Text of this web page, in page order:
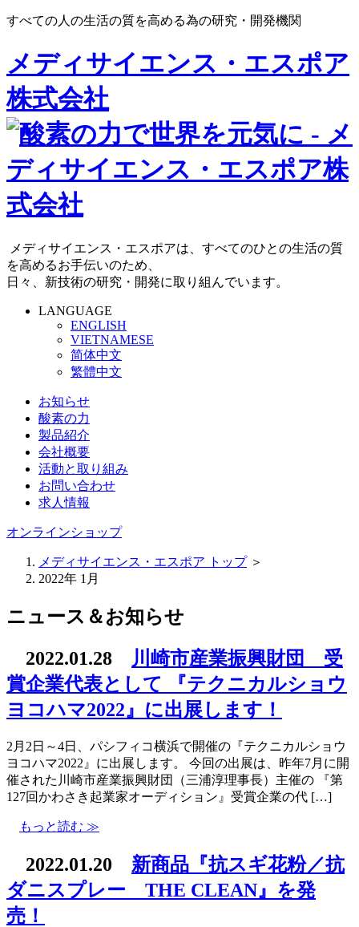
すべての人の生活の質を高める為の研究・開発機関
メディサイエンス・エスポア
株式会社
メディサイエンス・エスポアは、すべてのひとの生活の質
を高めるお手伝いのため、
日々、新技術の研究・開発に取り組んでいます。
LANGUAGE
ENGLISH
VIETNAMESE
简体中文
繁體中文
お知らせ
酸素の力
製品紹介
会社概要
活動と取り組み
お問い合わせ
求人情報
オンラインショップ
メディサイエンス・エスポア トップ＞
2022年 1月
ニュース＆お知らせ
2022.01.28
川崎市産業振興財団 受
賞企業代表として 『テクニカルショウ
ヨコハマ2022』に出展します！
2月2日～4日、パシフィコ横浜で開催の『テクニカルショウ
ヨコハマ2022』に出展します。 今回の出展は、昨年7月に開
催された川崎市産業振興財団（三浦淳理事長）主催の 『第
127回かわさき起業家オーディション』受賞企業の代 […]
もっと読む ≫
2022.01.20 新商品『抗スギ花粉／抗
ダニスプレー THE CLEAN』を発
売！